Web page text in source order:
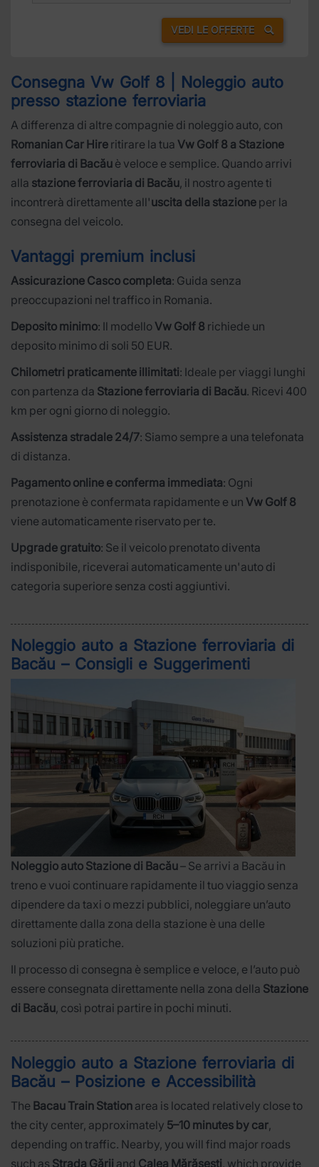
VEDI LE OFFERTE
Consegna Vw Golf 8 | Noleggio auto
presso stazione ferroviaria
A differenza di altre compagnie di noleggio auto, con
Romanian Car Hire ritirare la tua Vw Golf 8 a Stazione
ferroviaria di Bacău è veloce e semplice. Quando arrivi
alla stazione ferroviaria di Bacău, il nostro agente ti
incontrerà direttamente all'uscita della stazione per la
consegna del veicolo.
Vantaggi premium inclusi
Assicurazione Casco completa: Guida senza
preoccupazioni nel traffico in Romania.
Deposito minimo: Il modelloVw Golf 8 richiede un
deposito minimo di soli 50 EUR.
Chilometri praticamente illimitati: Ideale per viaggi lunghi
con partenza da Stazione ferroviaria di Bacău. Ricevi 400
km per ogni giorno di noleggio.
Assistenza stradale 24/7: Siamo sempre a una telefonata
di distanza.
Pagamento online e conferma immediata: Ogni
prenotazione è confermata rapidamente e un Vw Golf 8
viene automaticamente riservato per te.
Upgrade gratuito: Se il veicolo prenotato diventa
indisponibile, riceverai automaticamente un'auto di
categoria superiore senza costi aggiuntivi.
Noleggio auto a Stazione ferroviaria di
Bacău – Consigli e Suggerimenti
Noleggio auto Stazione di Bacău– Se arrivi a Bacău in
treno e vuoi continuare rapidamente il tuo viaggio senza
dipendere da taxi o mezzi pubblici, noleggiare un’auto
direttamente dalla zona della stazione è una delle
soluzioni più pratiche.
Il processo di consegna è semplice e veloce, e l’auto può
essere consegnata direttamente nella zona della Stazione
di Bacău, così potrai partire in pochi minuti.
Noleggio auto a Stazione ferroviaria di
Bacău – Posizione e Accessibilità
The Bacau Train Station area is located relatively close to
the city center, approximately 5–10 minutes by car,
depending on traffic. Nearby, you will find major roads
such as Strada Gării and Calea Mărășești, which provide